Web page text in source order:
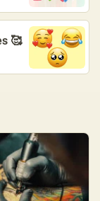
🥰